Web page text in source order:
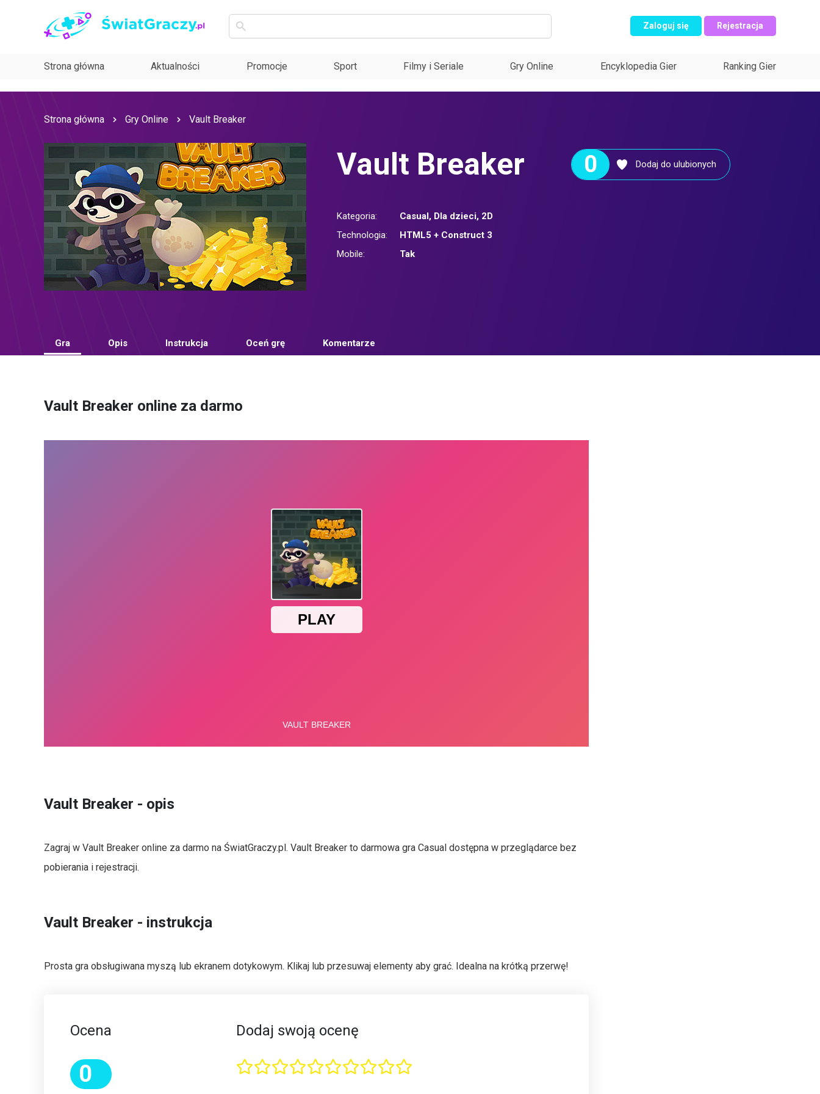
Zaloguj się Rejestracja
Strona główna Aktualności Promocje Sport Filmy i Seriale Gry Online Encyklopedia Gier Ranking Gier
Strona główna Gry Online Vault Breaker
Vault Breaker 0 Dodaj do ulubionych
Kategoria: Casual , Dla dzieci, 2D
Technologia:
HTML5 + Construct 3
Mobile:
Tak
Gra Opis Instrukcja Oceń grę Komentarze
Vault Breaker online za darmo
Vault Breaker - opis
Zagraj w Vault Breaker online za darmo na ŚwiatGraczy.pl. Vault Breaker to darmowa gra Casual dostępna w przeglądarce bez
pobierania i rejestracji.
Vault Breaker - instrukcja
Prosta gra obsługiwana myszą lub ekranem dotykowym. Klikaj lub przesuwaj elementy aby grać. Idealna na krótką przerwę!
Ocena
0
Dodaj swoją ocenę